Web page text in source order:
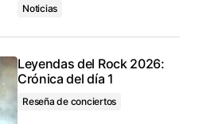
Noticias
Leyendas del Rock 2026:
Crónica del día 1
Reseña de conciertos